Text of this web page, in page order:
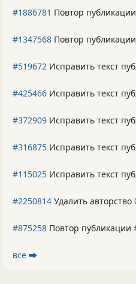
#1886781 Повтор публикации
#1347568 Повтор публикации
#519672 Исправить текст
#425466 Исправить текст
#372909 Исправить текст
#316875 Исправить текст
#115025 Исправить текст
#2250814 Удалить авторство
#875258 Повтор публикации
все ⮕